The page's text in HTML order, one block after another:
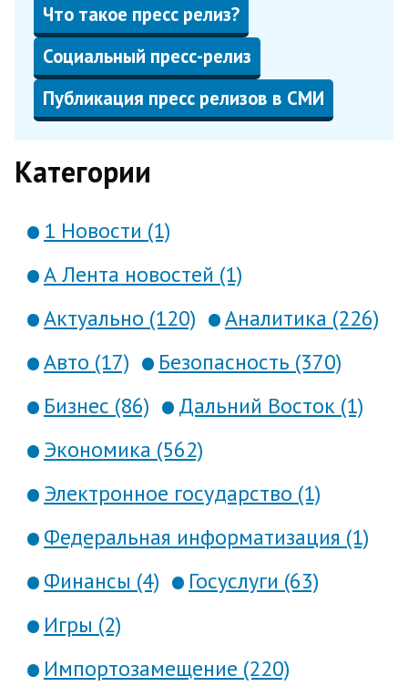
Что такое пресс релиз?
Социальный пресс-релиз
Публикация пресс релизов в СМИ
Категории
1 Новости (1)
А Лента новостей (1)
Актуально (120)
Аналитика (226)
Авто (17)
Безопасность (370)
Бизнес (86)
Дальний Восток (1)
Экономика (562)
Электронное государство (1)
Федеральная информатизация (1)
Финансы (4)
Госуслуги (63)
Игры (2)
Импортозамещение (220)